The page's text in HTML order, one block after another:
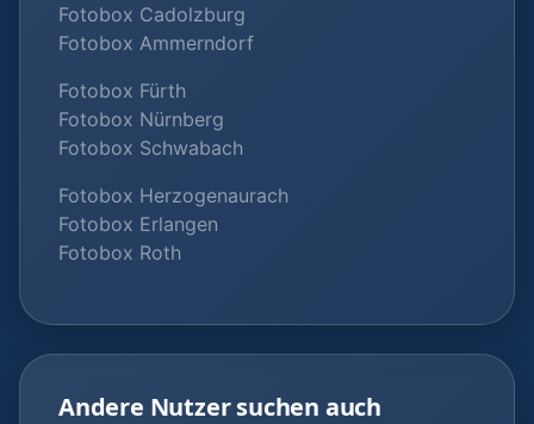
Fotobox Cadolzburg
Fotobox Ammerndorf
Fotobox Fürth
Fotobox Nürnberg
Fotobox Schwabach
Fotobox Herzogenaurach
Fotobox Erlangen
Fotobox Roth
Andere Nutzer suchen auch